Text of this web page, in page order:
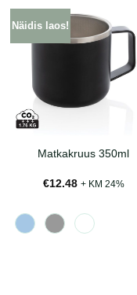
Näidis laos!
Matkakruus 350ml
€12.48 + KM 24%